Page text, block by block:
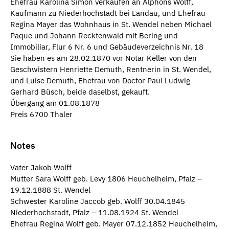
Ehefrau Karolina Simon verkaufen an Alphons Wolff,
Kaufmann zu Niederhochstadt bei Landau, und Ehefrau
Regina Mayer das Wohnhaus in St. Wendel neben Michael
Paque und Johann Recktenwald mit Bering und
Immobiliar, Flur 6 Nr. 6 und Gebäudeverzeichnis Nr. 18
Sie haben es am 28.02.1870 vor Notar Keller von den
Geschwistern Henriette Demuth, Rentnerin in St. Wendel,
und Luise Demuth, Ehefrau von Doctor Paul Ludwig
Gerhard Büsch, beide daselbst, gekauft.
Übergang am 01.08.1878
Preis 6700 Thaler
Notes
Vater Jakob Wolff
Mutter Sara Wolff geb. Levy 1806 Heuchelheim, Pfalz –
19.12.1888 St. Wendel
Schwester Karoline Jaccob geb. Wolff 30.04.1845
Niederhochstadt, Pfalz – 11.08.1924 St. Wendel
Ehefrau Regina Wolff geb. Mayer 07.12.1852 Heuchelheim,